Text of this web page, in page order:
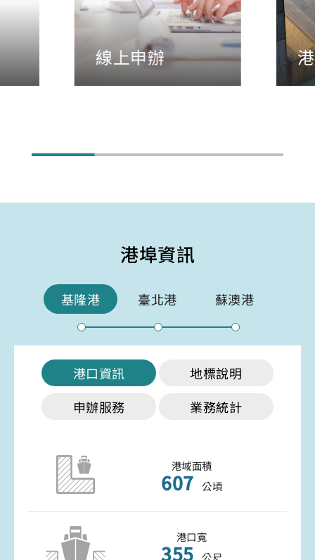
線上申辦
港埠資訊
基隆港 臺北港 蘇澳港
港口資訊
地標說明
申辦服務
業務統計
港域面積
607 公頃
港口寬
355 公尺